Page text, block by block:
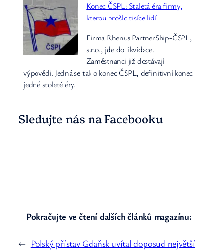
Konec ČSPL: Staletá éra firmy,
kterou prošlo tisíce lidí
Firma Rhenus PartnerShip-ČSPL,
s.r.o., jde do likvidace.
Zaměstnanci již dostávají
výpovědi. Jedná se tak o konec ČSPL, definitivní konec
jedné stoleté éry.
Sledujte nás na Facebooku
Pokračujte ve čtení dalších článků magazínu:
← Polský přístav Gdaňsk uvítal doposud největší